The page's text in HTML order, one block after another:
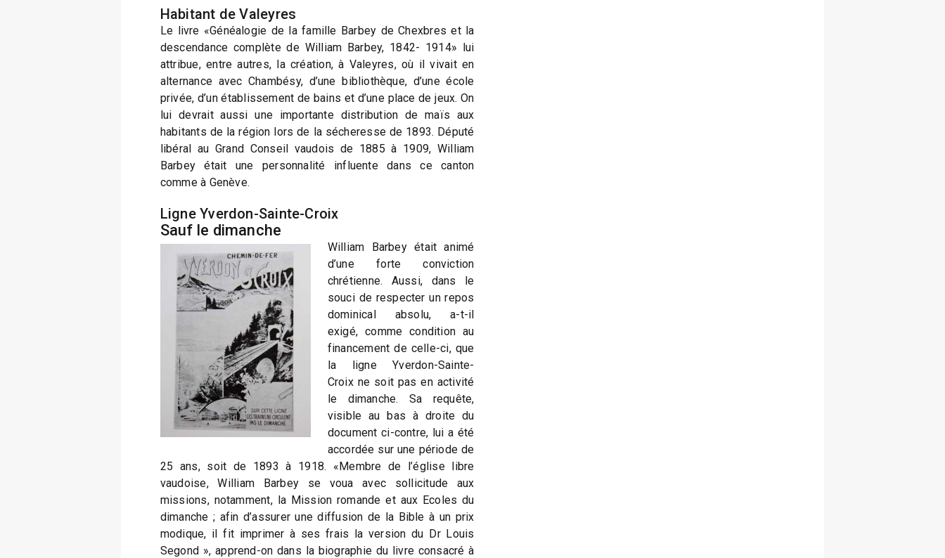
Habitant de Valeyres
Le livre «Généalogie de la famille Barbey de Chexbres et la
descendance complète de William Barbey, 1842- 1914» lui
attribue, entre autres, la création, à Valeyres, où il vivait en
alternance avec Chambésy, d’une bibliothèque, d’une école
privée, d’un établissement de bains et d’une place de jeux. On
lui devrait aussi une importante distribution de maïs aux
habitants de la région lors de la sécheresse de 1893. Député
libéral au Grand Conseil vaudois de 1885 à 1909, William
Barbey était une personnalité influente dans ce canton
comme à Genève.
Ligne Yverdon-Sainte-Croix
Sauf le dimanche
William Barbey était animé
d’une forte conviction
chrétienne. Aussi, dans le
souci de respecter un repos
dominical absolu, a-t-il
exigé, comme condition au
financement de celle-ci, que
la ligne Yverdon-Sainte-
Croix ne soit pas en activité
le dimanche. Sa requête,
visible au bas à droite du
document ci-contre, lui a été
accordée sur une période de
25 ans, soit de 1893 à 1918. «Membre de l’église libre
vaudoise, William Barbey se voua avec sollicitude aux
missions, notamment, la Mission romande et aux Ecoles du
dimanche ; afin d’assurer une diffusion de la Bible à un prix
modique, il fit imprimer à ses frais la version du Dr Louis
Segond », apprend-on dans la biographie du livre consacré à